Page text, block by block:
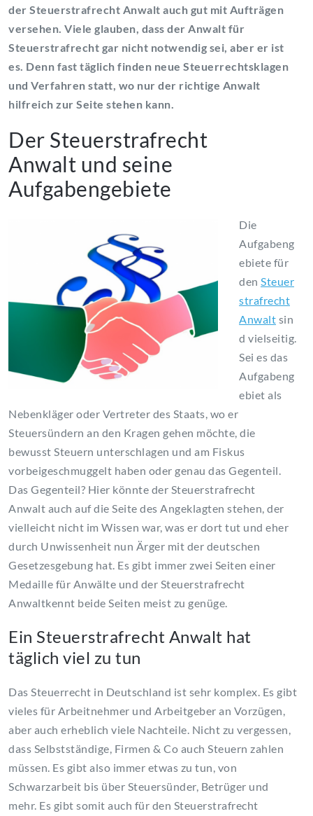
der Steuerstrafrecht Anwalt auch gut mit Aufträgen
versehen. Viele glauben, dass der Anwalt für
Steuerstrafrecht gar nicht notwendig sei, aber er ist
es. Denn fast täglich finden neue Steuerrechtsklagen
und Verfahren statt, wo nur der richtige Anwalt
hilfreich zur Seite stehen kann.
Der Steuerstrafrecht
Anwalt und seine
Aufgabengebiete
Die
Aufgabeng
ebiete für
den Steuer
strafrecht
Anwalt sin
d vielseitig.
Sei es das
Aufgabeng
ebiet als
Nebenkläger oder Vertreter des Staats, wo er
Steuersündern an den Kragen gehen möchte, die
bewusst Steuern unterschlagen und am Fiskus
vorbeigeschmuggelt haben oder genau das Gegenteil.
Das Gegenteil? Hier könnte der Steuerstrafrecht
Anwalt auch auf die Seite des Angeklagten stehen, der
vielleicht nicht im Wissen war, was er dort tut und eher
durch Unwissenheit nun Ärger mit der deutschen
Gesetzesgebung hat. Es gibt immer zwei Seiten einer
Medaille für Anwälte und der Steuerstrafrecht
Anwaltkennt beide Seiten meist zu genüge.
Ein Steuerstrafrecht Anwalt hat
täglich viel zu tun
Das Steuerrecht in Deutschland ist sehr komplex. Es gibt
vieles für Arbeitnehmer und Arbeitgeber an Vorzügen,
aber auch erheblich viele Nachteile. Nicht zu vergessen,
dass Selbstständige, Firmen & Co auch Steuern zahlen
müssen. Es gibt also immer etwas zu tun, von
Schwarzarbeit bis über Steuersünder, Betrüger und
mehr. Es gibt somit auch für den Steuerstrafrecht